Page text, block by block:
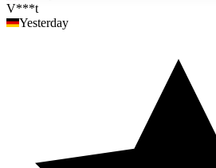
V***t
Yesterday